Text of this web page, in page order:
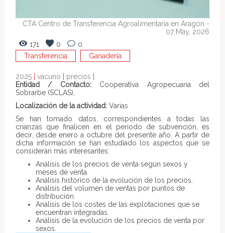
CTA Centro de Transferencia Agroalimentaria en Aragón -
07 May, 2026
171
0
0
Transferencia
Ganadería
2025 vacuno precios
Entidad / Contacto: Cooperativa Agropecuaria del
Sobrarbe (SCLAS),
Localización de la actividad: Varias
Se han tomado datos, correspondientes a todas las
crianzas que finalicen en el periodo de subvención, es
decir, desde enero a octubre del presente año. A partir de
dicha información se han estudiado los aspectos que se
consideran más interesantes:
Análisis de los precios de venta según sexos y
meses de venta.
Análisis histórico de la evolución de los precios.
Análisis del volumen de ventas por puntos de
distribución.
Análisis de los costes de las explotaciones que se
encuentran integradas.
Análisis de la evolución de los precios de venta por
sexos.